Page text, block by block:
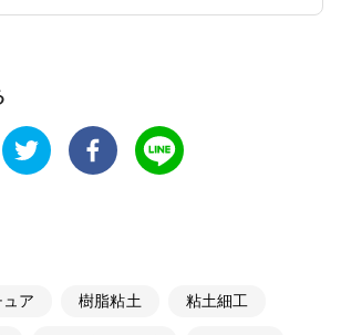
ュア 樹脂粘土 粘土細工